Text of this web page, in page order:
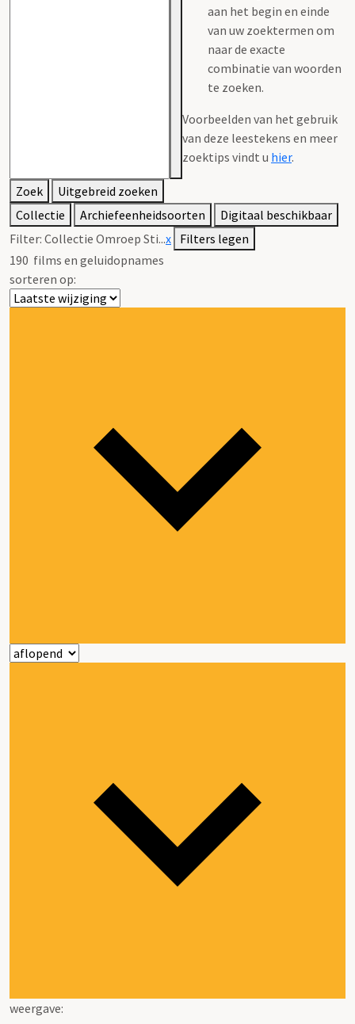
aan het begin en einde
van uw zoektermen om
naar de exacte
combinatie van woorden
te zoeken.
Voorbeelden van het gebruik
van deze leestekens en meer
zoektips vindt u hier.
Zoek
Uitgebreid zoeken
Collectie
Archiefeenheidsoorten
Digitaal beschikbaar
Filter: Collectie Omroep Sti...x Filters legen
190 films en geluidopnames
sorteren op:
weergave: